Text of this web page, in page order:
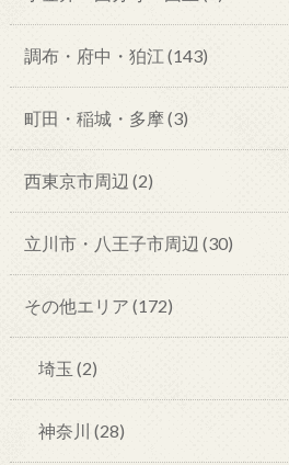
調布・府中・狛江 (143)
町田・稲城・多摩(3)
西東京市周辺 (2)
立川市・八王子市周辺 (30)
その他エリア (172)
埼玉 (2)
神奈川 (28)